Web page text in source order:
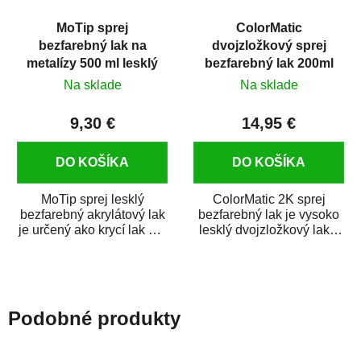
MoTip sprej
bezfarebný lak na
metalízy 500 ml lesklý
Na sklade
9,30 €
DO KOŠÍKA
MoTip sprej lesklý
bezfarebný akrylátový lak
je určený ako krycí lak pre
ColorMatic
dvojzložkový sprej
bezfarebný lak 200ml
Na sklade
14,95 €
DO KOŠÍKA
ColorMatic 2K sprej
bezfarebný lak je vysoko
lesklý dvojzložkový lak s
Podobné produkty